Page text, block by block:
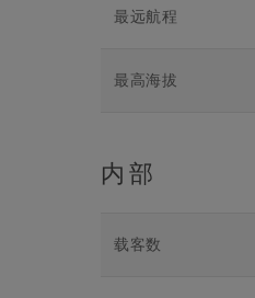
最远航程
最高海拔
内部
载客数